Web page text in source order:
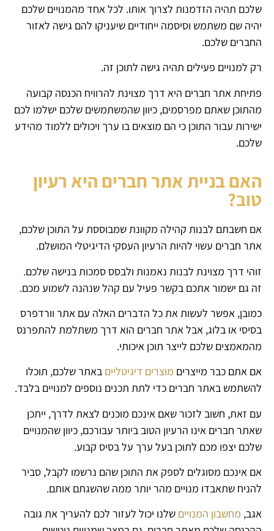
שלכם תהיה הזדמנות לצרוך אותו. לכל אחד מהמנויים שלכם
יהיה שם משתמש וסיסמה ייחודיים שיעניקו להם גישה לאזור
החברים שלכם.
רק למנויים פעילים תהיה גישה לתוכן זה.
פתיחת אתר חברים היא דרך מצוינת להרוויח הכנסה קבועה
מהתוכן שאתם מפרסמים, כיוון שהמשתמשים שלכם ישלמו לכם
ישירות עבור התוכן כי הם מוצאים בו ערך ויכולים ללמוד מהידע
שלכם.
האם בניית אתר חברים היא רעיון
טוב?
אם חשבתם לבנות קהילה מקוונת שמבוססת על התוכן שלכם,
אתר חברים עשוי להיות הרעיון העסקי הדיגיטלי המושלם.
זוהי דרך מצוינת לבנות נאמנות ולבסס סמכות בנישה שלכם.
זה גם ישמור אתכם בקשר פעיל עם קהל שנהנה לשמוע מכם.
כמובן, אפשר לעשות את כל הדברים האלה עם אתר וורדפרס
בסיסי או בלוג, אבל אתר חברים הוא דרך משתלמת להתפרנס
מהמאמצים שלכם לייצר תוכן איכותי.
אם אתם כבר מייצרים מוצרים דיגיטליים באתר שלכם, תוכלו
להשתמש באתר חברים כדי לתת תכנים נוספים למנויים בלבד.
עם זאת, חשוב לזכור שאם אינכם מוכנים לצאת לדרך, ייתכן
שאתר חברים אינו הרעיון הטוב ביותר עבורכם, כיוון שהמנויים
שלכם יצפו מכם לתוכן בעל ערך על בסיס קבוע.
אם אינכם מסוגלים לספק את התוכן שהם נרשמו לקבל, סביר
להניח שתאבדו מנויים מהר יותר ממה שהשגתם אותם.
אגב, מחשבון המנויים שלנו יכול לעזור לכם להעריך את גובה